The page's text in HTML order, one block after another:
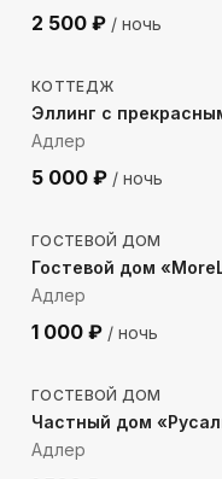
2 500 ₽ / ночь
22 м до моря
КОТТЕДЖ
Эллинг с
Адлер
5 000 ₽ / ночь
1183м до моря
ГОСТЕВОЙ ДОМ
Гостевой дом
Адлер
1 000 ₽ / ночь
324м до моря
ГОСТЕВОЙ ДОМ
Частный дом
Адлер